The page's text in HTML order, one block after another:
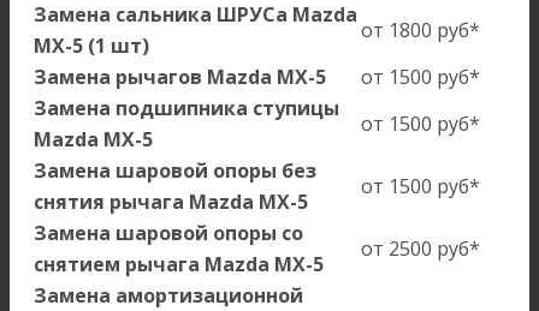
Замена сальника ШРУСа Mazda
MX-5 (1 шт)
от 1800 руб*
Замена рычагов Mazda MX-5
от 1500 руб*
Замена подшипника ступицы
Mazda MX-5
от 1500 руб*
Замена шаровой опоры без
снятия рычага Mazda MX-5
от 1500 руб*
Замена шаровой опоры со
снятием рычага Mazda MX-5
от 2500 руб*
Замена амортизационной